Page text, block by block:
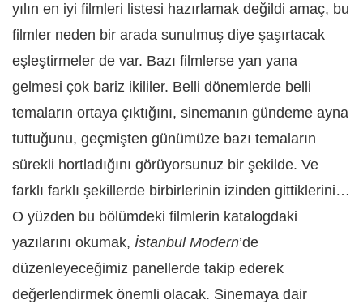
yılın en iyi filmleri listesi hazırlamak değildi amaç, bu
filmler neden bir arada sunulmuş diye şaşırtacak
eşleştirmeler de var. Bazı filmlerse yan yana
gelmesi çok bariz ikililer. Belli dönemlerde belli
temaların ortaya çıktığını, sinemanın gündeme ayna
tuttuğunu, geçmişten günümüze bazı temaların
sürekli hortladığını görüyorsunuz bir şekilde. Ve
farklı farklı şekillerde birbirlerinin izinden gittiklerini…
O yüzden bu bölümdeki filmlerin katalogdaki
yazılarını okumak, İstanbul Modern’de
düzenleyeceğimiz panellerde takip ederek
değerlendirmek önemli olacak. Sinemaya dair